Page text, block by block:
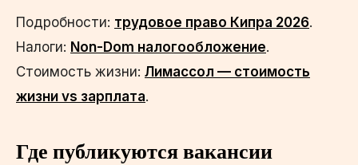
Подробности: трудовое право Кипра 2026.
Налоги: Non-Dom налогообложение.
Стоимость жизни: Лимассол — стоимость
жизни vs зарплата.
Где публикуются вакансии